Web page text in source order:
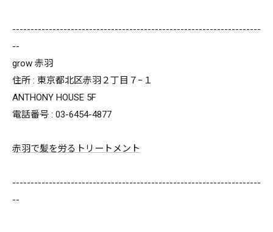
--------------------------------------------------------------------
--
grow 赤羽
住所 : 東京都北区赤羽２丁目７−１
ANTHONY HOUSE 5F
電話番号 : 03-6454-4877
赤羽で髪を労るトリートメント
--------------------------------------------------------------------
--